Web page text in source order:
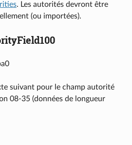
. Les autorités devront être
(ou importées).
suivant pour le champ autorité
08-35 (données de longueur